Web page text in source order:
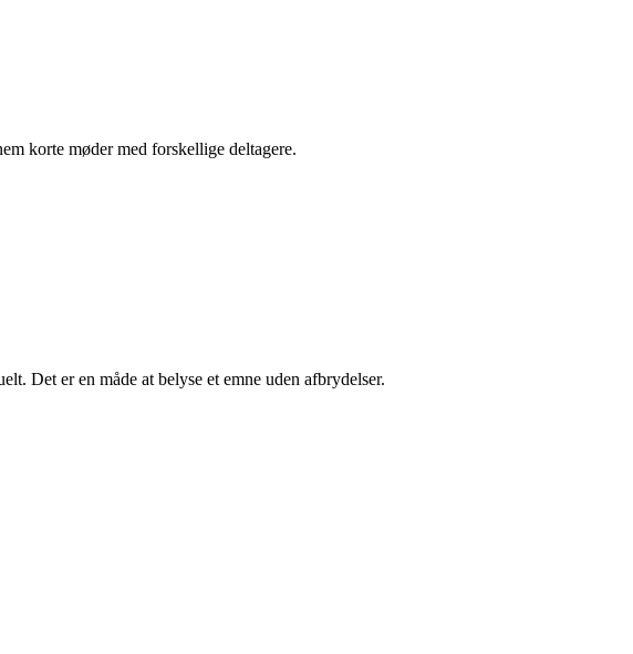
korte møder med forskellige deltagere.
Det er en måde at belyse et emne uden afbrydelser.